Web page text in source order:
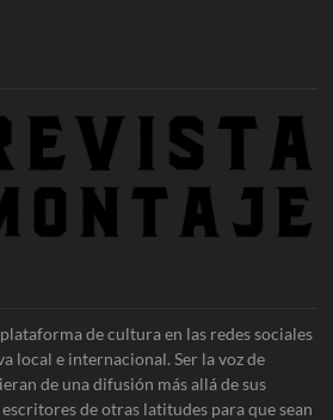
de cultura en las redes sociales
local e internacional. Ser la voz de
de una difusión más allá de sus
de otras latitudes para que sean